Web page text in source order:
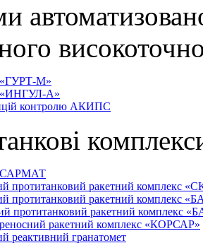
М»
«ИНГУЛ-А»
контролю АКИПС
САРМАТ
протитанковий ракетний комплекс
протитанковий ракетний комплекс
протитанковий ракетний комплекс
ракетний комплекс «КОРСАР»
реактивний гранатомет